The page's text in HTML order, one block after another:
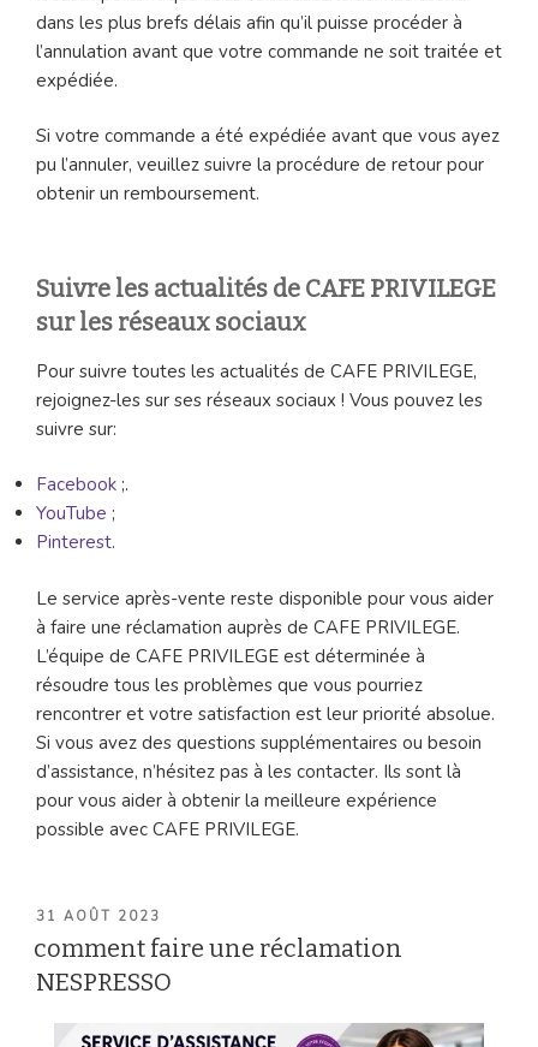
dans les plus brefs délais afin qu’il puisse procéder à
l’annulation avant que votre commande ne soit traitée et
expédiée.
Si votre commande a été expédiée avant que vous ayez
pu l’annuler, veuillez suivre la procédure de retour pour
obtenir un remboursement.
Suivre les actualités de CAFE PRIVILEGE
sur les réseaux sociaux
Pour suivre toutes les actualités de CAFE PRIVILEGE,
rejoignez-les sur ses réseaux sociaux ! Vous pouvez les
suivre sur:
Facebook ;.
YouTube ;
Pinterest.
Le service après-vente reste disponible pour vous aider
à faire une réclamation auprès de CAFE PRIVILEGE.
L’équipe de CAFE PRIVILEGE est déterminée à
résoudre tous les problèmes que vous pourriez
rencontrer et votre satisfaction est leur priorité absolue.
Si vous avez des questions supplémentaires ou besoin
d’assistance, n’hésitez pas à les contacter. Ils sont là
pour vous aider à obtenir la meilleure expérience
possible avec CAFE PRIVILEGE.
PUBLIÉ
31 AOÛT 2023
comment faire une réclamation
NESPRESSO